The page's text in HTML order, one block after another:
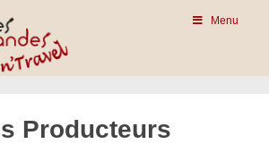
Menu
Producteurs